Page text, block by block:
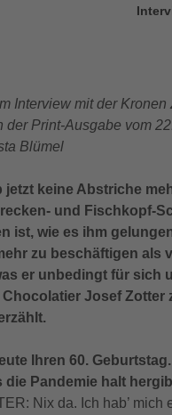
Interview mit der Kronen
der Print-Ausgabe vom
Blümel
jetzt keine Abstriche
und Fischkopf-
ist, wie es ihm
zu beschäftigen als
er unbedingt für sich
Chocolatier Josef Zotter
Ihren 60.
die Pandemie halt
Nix da. Ich hab’ mich